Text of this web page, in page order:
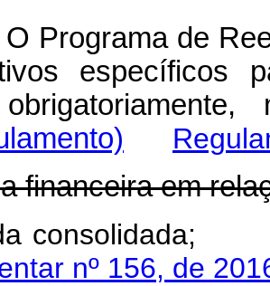
Programa de
específicos
financeira em
nº 156, de